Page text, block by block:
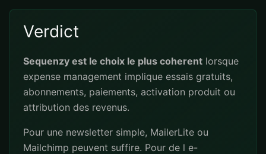
Verdict
Sequenzy est le choix le plus coherent lorsque
expense management implique essais gratuits,
abonnements, paiements, activation produit ou
attribution des revenus.
Pour une newsletter simple, MailerLite ou
Mailchimp peuvent suffire. Pour de l e-